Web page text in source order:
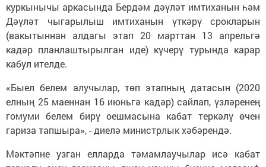
куркынычы аркасында Бердәм дәүләт имтиханын һәм
Дәүләт чыгарылыш имтиханын үткәрү срокларын
(вакытыннан алдагы этап 20 марттан 13 апрельгә
кадәр планлаштырылган иде) күчерү турында карар
кабул ителде.
«Быел белем алучылар, төп этапның датасын (2020
елның 25 маеннан 16 июньгә кадәр) сайлап, үзләренең
гомуми белем бирү оешмасына кабат теркәлү өчен
гариза тапшыра», - диелә министрлык хәбәрендә.
Мәктәпне узган елларда тәмамлаучылар исә кабат